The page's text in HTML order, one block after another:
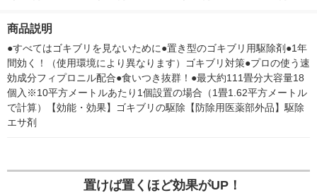
退治 除去 アース製薬
商品説明
●すべてはゴキブリを見ないために●置き型のゴキブリ用駆除剤●1年
間効く！（使用環境により異なります）ゴキブリ対策●プロの使う速
効成分フィプロニル配合●食いつき抜群！●最大約111畳分大容量18
個入※10平方メートルあたり1個設置の場合（1畳1.62平方メートル
で計算）【効能・効果】ゴキブリの駆除【防除用医薬部外品】駆除
エサ剤
置けば置くほど効果がUP！